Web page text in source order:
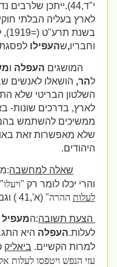
י"ד,44).ייתכן
לארץ בעליה הבלתי
בשנת תרע"ט (=1919), לאחר חוויה של
וחבריו,שהעפילולפסגת
המושגיםהעפלהו
הר,הושאלו לאנשים
השלטון הבריטי שלא
לארץ, בדרכים שונות-
ממשיכים להשתמש בהם
שלא מאפשרות זאת
היהודים.
שאלה למחשבה
והרי יכלו לומר רק "ויעלו"?
לעלותההרה" (א',41 ) וגם "
הצעת תשובה:המעפיל
לעלות.העפלההיא
למרות הקשיים.ביאליק
עזי הנפש ויטפסו לעלות אל